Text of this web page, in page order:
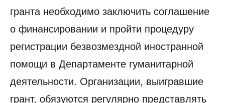
гранта необходимо заключить соглашение
о финансировании и пройти процедуру
регистрации безвозмездной иностранной
помощи в Департаменте гуманитарной
деятельности. Организации, выигравшие
грант, обязуются регулярно представлять